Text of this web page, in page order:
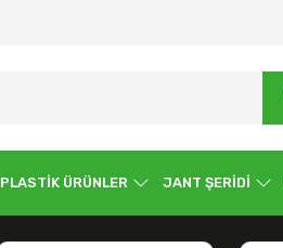
PLASTİK ÜRÜNLER JANT ŞERİDİ